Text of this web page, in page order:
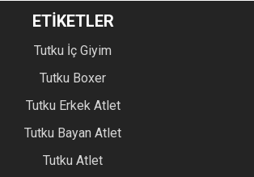
ETİKETLER
Tutku İç Giyim
Tutku Boxer
Tutku Erkek Atlet
Tutku Bayan Atlet
Tutku Atlet